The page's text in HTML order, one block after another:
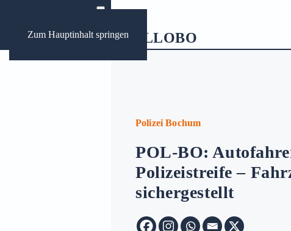
Zum Hauptinhalt springen
Polizei Bochum
POL-BO:
Polizeistreife –
sichergestellt